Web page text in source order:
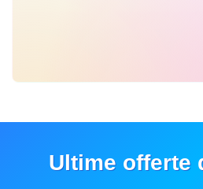
Ultime offerte